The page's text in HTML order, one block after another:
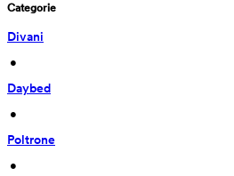
Categorie
Divani
•
Daybed
•
Poltrone
•